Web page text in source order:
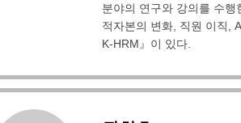
분야의 연구와 강의를 수
적자본의 변화, 직원 이직,
K-HRM』이 있다.